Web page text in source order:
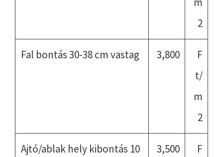
2
Fal bontás 30-38 cm vastag 3,800
F
t/
m
2
Ajtó/ablak hely kibontás 10
3,500
F